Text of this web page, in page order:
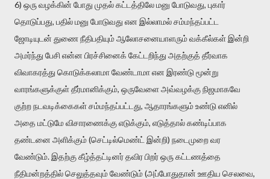
6) ஒரு வழக்கின் போது முதல் கட்டத்திலே மனு போடுவது, புகார்
தொடுப்பது, பதில் மனு போடுவது என இல்லாமல் சம்மந்தப்பட்ட
ஜோடியுடன் துணை நீதிபதியும் ஆலோசனையாளரும் வக்கீல்கள் இன்றி
அமர்ந்து பேசி என்ன பிரச்சினைக் கேட்டறிந்து அதற்குத் தீர்வாக
விவாகரத்து கொடுக்கலாமா வேண்டாமா என இரண்டு மூன்று
வாரங்களுக்குள் தீர்மானிக்கும், ஒருவேளை அவ்வழக்கு நிஜமாகவே
குற்ற நடவடிக்கைகள் சம்மந்தப்பட்டது, ஆதாரங்களும் உண்டு எனில்
அதை மட்டுமே விசாரணைக்கு எடுக்கும், எடுத்தால் கண்டிப்பாக
தண்டனை அளிக்கும் (செட்டில்மெண்ட் இன்றி) நடைமுறை வர
வேண்டும். இதற்கு கீழ்த்தட்டினர் தவிர பிறர் ஒரு கட்டணத்தை
நீதிமன்றத்தில் செலுத்தவும் வேண்டும் (அப்போதுதான் ஊதிய செலவை,